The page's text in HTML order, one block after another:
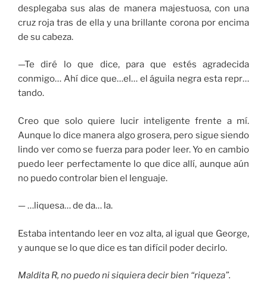
desplegaba sus alas de manera majestuosa, con una
cruz roja tras de ella y una brillante corona por encima
de su cabeza.
—Te diré lo que dice, para que estés agradecida
conmigo… Ahí dice que…el… el águila negra esta repr…
tando.
Creo que solo quiere lucir inteligente frente a mí.
Aunque lo dice manera algo grosera, pero sigue siendo
lindo ver como se fuerza para poder leer. Yo en cambio
puedo leer perfectamente lo que dice allí, aunque aún
no puedo controlar bien el lenguaje.
— …liquesa… de da… la.
Estaba intentando leer en voz alta, al igual que George,
y aunque se lo que dice es tan difícil poder decirlo.
Maldita R, no puedo ni siquiera decir bien “riqueza”.